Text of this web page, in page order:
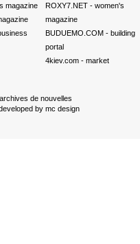
magazine
ROXY7.NET- women's
magazine
BUDUEMO.COM- building
portal
4kiev.com- market
archives de nouvelles
by mc design